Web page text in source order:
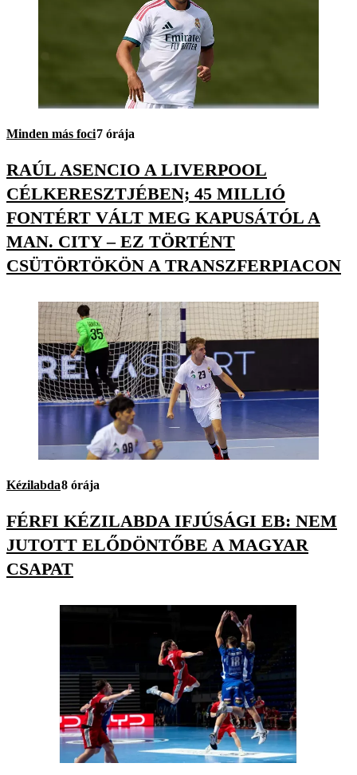
Minden más foci7 órája
RAÚL ASENCIO A LIVERPOOL
CÉLKERESZTJÉBEN; 45 MILLIÓ
FONTÉRT VÁLT MEG KAPUSÁTÓL A
MAN. CITY – EZ TÖRTÉNT
CSÜTÖRTÖKÖN A TRANSZFERPIACON
Kézilabda8 órája
FÉRFI KÉZILABDA IFJÚSÁGI EB: NEM
JUTOTT ELŐDÖNTŐBE A MAGYAR
CSAPAT